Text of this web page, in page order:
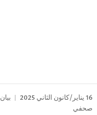
16 يناير/كانون الثاني 2025
بيان
صحفي